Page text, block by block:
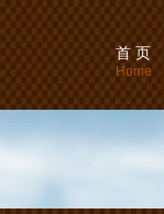
首 页
Home